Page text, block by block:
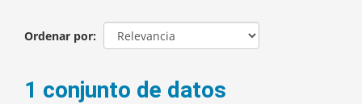
Ordenar por
1 conjunto de datos